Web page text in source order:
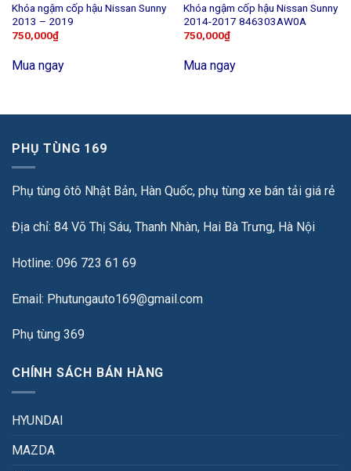
Khóa ngậm cốp hậu Nissan Sunny
2013 – 2019
750,000₫
Mua ngay
Khóa ngậm cốp hậu Nissan Sunny
2014-2017 846303AW0A
750,000₫
Mua ngay
PHỤ TÙNG 169
Phụ tùng ôtô Nhật Bản, Hàn Quốc, phụ tùng xe bán tải giá rẻ
Địa chỉ: 84 Võ Thị Sáu, Thanh Nhàn, Hai Bà Trưng, Hà Nội
Hotline: 096 723 61 69
Email: Phutungauto169@gmail.com
Phụ tùng 369
CHÍNH SÁCH BÁN HÀNG
HYUNDAI
MAZDA